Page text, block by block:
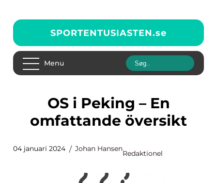
SPORTENTUSIASTEN.se
Menu
OS i Peking – En
omfattande översikt
04 januari 2024 Johan Hansen
Redaktionel